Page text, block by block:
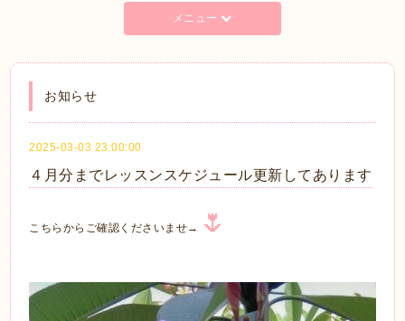
メニュー
お知らせ
2025-03-03 23:00:00
４月分までレッスンスケジュール更新してあります
こちらからご確認くださいませ→ 🌷